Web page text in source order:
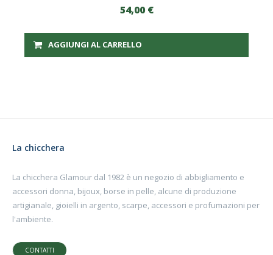
54,00 €
AGGIUNGI AL CARRELLO
La chicchera
La chicchera Glamour dal 1982 è un negozio di abbigliamento e
accessori donna, bijoux, borse in pelle, alcune di produzione
artigianale, gioielli in argento, scarpe, accessori e profumazioni per
l'ambiente.
CONTATTI